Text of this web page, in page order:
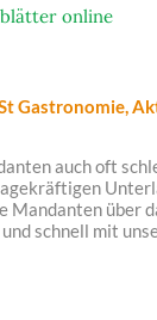
online
Gastronomie,
auch oft
Mandanten über
schnell mit